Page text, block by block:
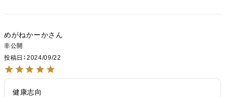
めがねかーか
非公開
投稿日
2024/09/22
健康志向